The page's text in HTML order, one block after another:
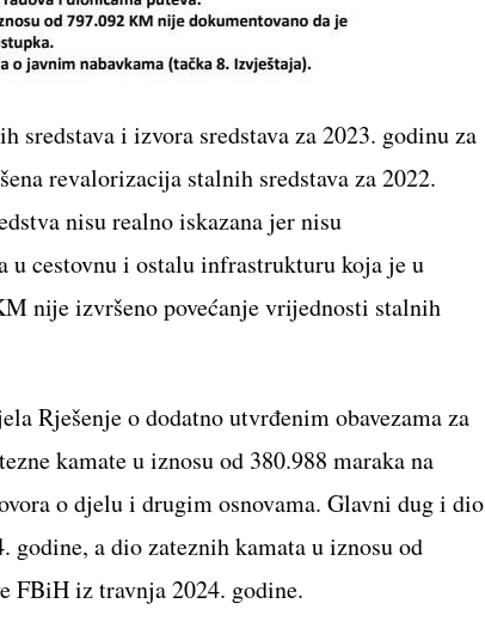
i izvora sredstava za 2023. godinu za
revalorizacija stalnih sredstava za 2022.
nisu realno iskazana jer nisu
u cestovnu i ostalu infrastrukturu koja je u
nije izvršeno povećanje vrijednosti stalnih
Rješenje o dodatno utvrđenim obavezama za
kamate u iznosu od 380.988 maraka na
o djelu i drugim osnovama. Glavni dug i dio
a dio zateznih kamata u iznosu od
FBiH iz travnja 2024. godine.